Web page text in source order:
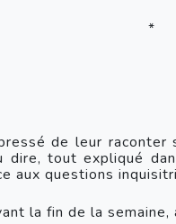
*
de leur
tout expliqué
aux questions
la fin de la